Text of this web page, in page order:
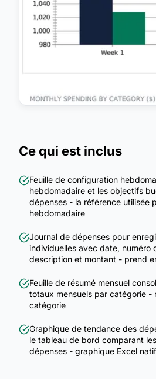
Ce qui est inclus
Feuille de configuration
hebdomadaire et les objectifs
dépenses - la référence utilisée
hebdomadaire
Journal de dépenses pour
individuelles avec date, numéro
description et montant - prend
Feuille de résumé mensuel
totaux mensuels par catégorie
catégorie
Graphique de tendance des
le tableau de bord comparant
dépenses - graphique Excel natif